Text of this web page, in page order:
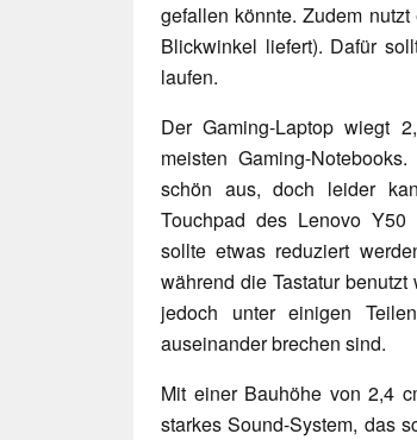
gefallen könnte. Zudem
Blickwinkel liefert). Dafür
laufen.
Der Gaming-Laptop wiegt
meisten Gaming-
schön aus, doch leider
Touchpad des Lenovo Y50
sollte etwas reduziert
während die Tastatur
jedoch unter einigen
auseinander brechen sind.
Mit einer Bauhöhe von 2,4
starkes Sound-System, das